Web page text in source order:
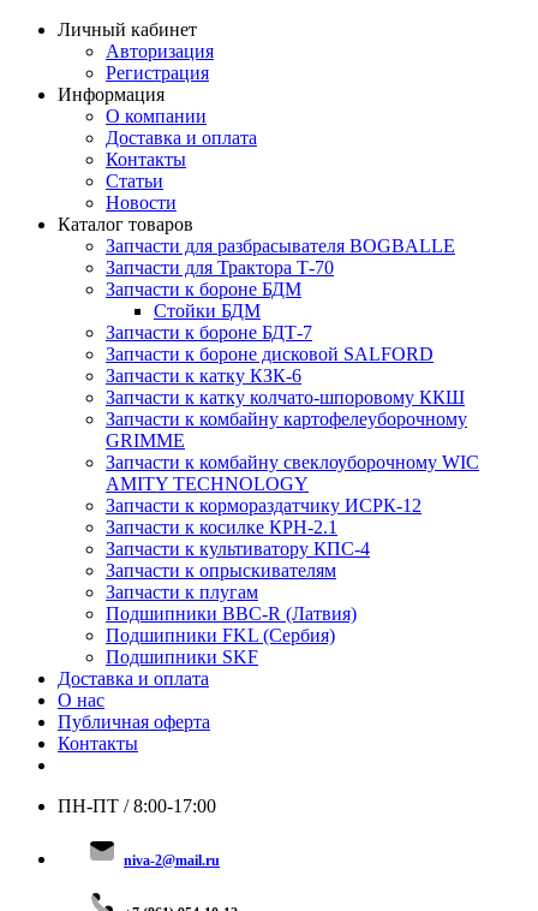
Личный кабинет
Авторизация
Регистрация
Информация
О компании
Доставка и оплата
Контакты
Статьи
Новости
Каталог товаров
Запчасти для разбрасывателя BOGBALLE
Запчасти для Трактора Т-70
Запчасти к бороне БДМ
Стойки БДМ
Запчасти к бороне БДТ-7
Запчасти к бороне дисковой SALFORD
Запчасти к катку КЗК-6
Запчасти к катку колчато-шпоровому ККШ
Запчасти к комбайну картофелеуборочному
GRIMME
Запчасти к комбайну свеклоуборочному WIC
AMITY TECHNOLOGY
Запчасти к кормораздатчику ИСРК-12
Запчасти к косилке КРН-2.1
Запчасти к культиватору КПС-4
Запчасти к опрыскивателям
Запчасти к плугам
Подшипники BBC-R (Латвия)
Подшипники FKL (Сербия)
Подшипники SKF
Доставка и оплата
О нас
Публичная оферта
Контакты
ПН-ПТ / 8:00-17:00
niva-2@mail.ru